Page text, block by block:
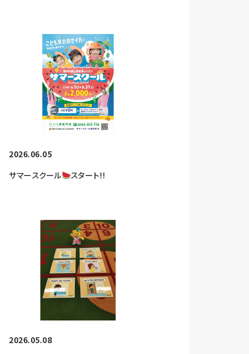
2026.06.05
サマースクール
スタート!!
2026.05.08